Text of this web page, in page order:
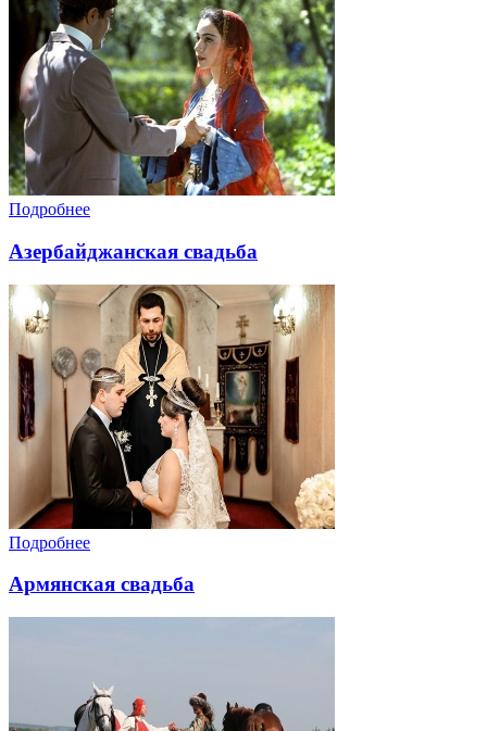
Подробнее
Азербайджанская свадьба
Подробнее
Армянская свадьба